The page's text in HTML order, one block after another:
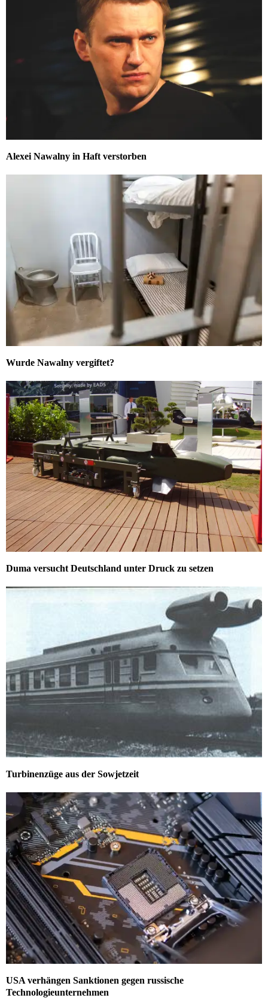
Alexei Nawalny in Haft verstorben
Wurde Nawalny vergiftet?
Duma versucht Deutschland unter Druck zu setzen
Turbinenzüge aus der Sowjetzeit
USA verhängen Sanktionen gegen russische
Technologieunternehmen